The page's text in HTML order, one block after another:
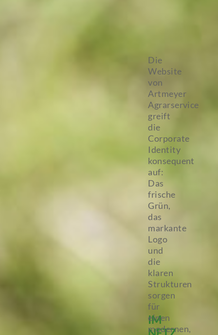
IM
Die
Website
von
Artmeyer
Agrarservice
greift
die
Corporate
Identity
konsequent
auf:
Das
frische
Grün,
das
markante
Logo
und
die
klaren
Strukturen
sorgen
für
einen
modernen,